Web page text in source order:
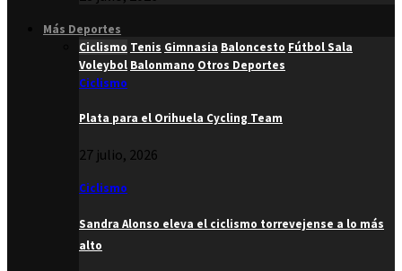
Más Deportes
Ciclismo Tenis Gimnasia Baloncesto Fútbol Sala
Voleybol Balonmano Otros Deportes
Ciclismo
Plata para el Orihuela Cycling Team
27 julio, 2026
Ciclismo
Sandra Alonso eleva el ciclismo torrevejense a lo más
alto